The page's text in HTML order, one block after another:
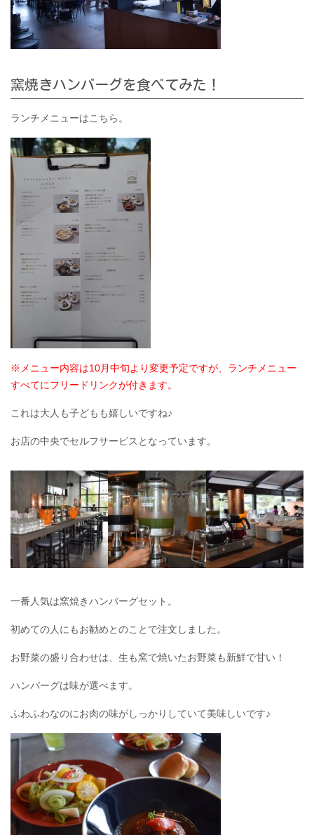
窯焼きハンバーグを食べてみた！
ランチメニューはこちら。
※メニュー内容は10月中旬より変更予定ですが、ランチメニュー
すべてにフリードリンクが付きます。
これは大人も子どもも嬉しいですね♪
お店の中央でセルフサービスとなっています。
一番人気は窯焼きハンバーグセット。
初めての人にもお勧めとのことで注文しました。
お野菜の盛り合わせは、生も窯で焼いたお野菜も新鮮で甘い！
ハンバーグは味が選べます。
ふわふわなのにお肉の味がしっかりしていて美味しいです♪